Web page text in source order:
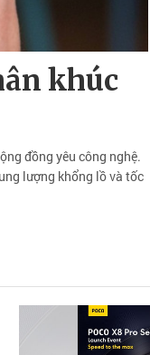
khúc
đồng yêu công nghệ.
lượng khổng lồ và tốc